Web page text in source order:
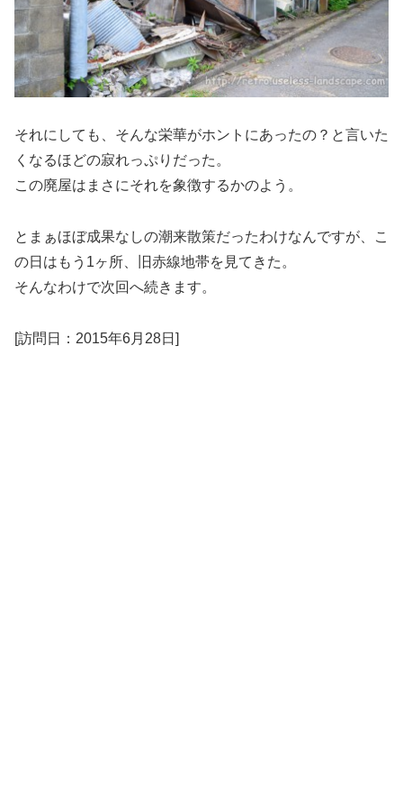
それにしても、そんな栄華がホントにあったの？と言いた
くなるほどの寂れっぷりだった。
この廃屋はまさにそれを象徴するかのよう。
とまぁほぼ成果なしの潮来散策だったわけなんですが、こ
の日はもう1ヶ所、旧赤線地帯を見てきた。
そんなわけで次回へ続きます。
[訪問日：2015年6月28日]